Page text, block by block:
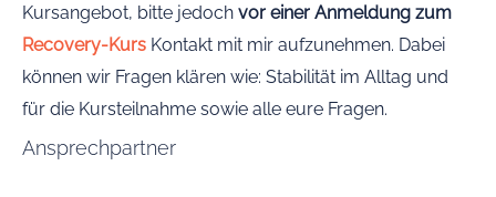
Kursangebot, bitte jedoch vor einer Anmeldung zum
Recovery-Kurs Kontakt mit mir aufzunehmen. Dabei
können wir Fragen klären wie: Stabilität im Alltag und
für die Kursteilnahme sowie alle eure Fragen.
Ansprechpartner